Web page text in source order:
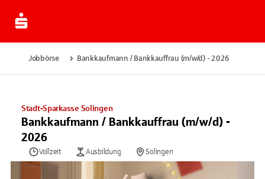
Jobbörse Bankkaufmann / Bankkauffrau (m/w/d) - 2026
Stadt-Sparkasse Solingen
Bankkaufmann / Bankkauffrau (m/w/d) -
2026
Vollzeit Ausbildung Solingen